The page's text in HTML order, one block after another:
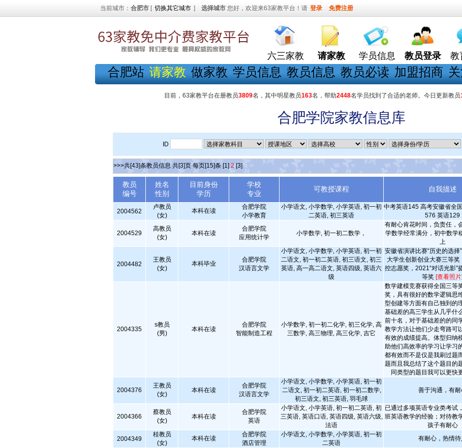
当前城市： 合肥市 [ 切换其它城市 ] 选择城市 您好，欢迎来63家教平台！请 登录 免费注册
六三家教 请家教 学员信息 教员登录 教
合肥站 请家教 做家教 学员信息 教员信息 教员必读 加盟招商
目前，63家教平台在册教员3809名，其中明星教员163名，帮助2448名学员找到了合适的老师。今日更新教员
合肥学院家教信息库
ID
>>>共[43]条教员信息 共[3]页 每页[15]条 [1] 2 [3]
教员
编号
姓名
性别
目前身份
学历
学校
专业
可教授课程 自我描述
2004562
卢教员
(女)
本科在读
合肥学院
小学教育
小学语文, 小学数学, 小学英语, 初一初
二英语, 初三英语
中考英语145 高考安徽省全
576 英语129
2004529
高教员
(女)
本科在读
合肥学院
应用统计学
小学数学, 初一初二数学，
有耐心肯花时间，负责任，
学数学经常满分，初中数学
上
2004482
王教员
(女)
本科毕业
合肥学院
汉语言文学
小学语文, 小学数学, 小学英语, 初一初
二语文, 初一初二英语, 初三语文, 初三
英语, 高一高二语文, 英语四级, 英语六
级
安徽省演讲比赛“历史的选择
大学生创新创业大赛三等
控志愿奖，2021“对话光影”
等奖 [查看照片]
2004335
s教员
(男)
本科在读
合肥学院
智能制造工程
小学数学, 初一初二化学, 初三化学, 高
三数学, 高三物理, 高三化学, 吉它
数学建模竞赛获得全国三等
奖，具有很好的数学逻辑思
型创建等方面有自己独到的
基础差的高三学生从几乎什
前十名，对于基础差的的同
教学方法让他们少走弯路可
有效的成绩提高。体型归纳
助他们高效率的学习让学习
都有效而不是仅是我刷过题
题而且我总结了这个题目的
同类型的题目我可以更快
2004376
王教员
(女)
本科在读
合肥学院
汉语言文学
小学语文, 小学数学, 小学英语, 初一初
二语文, 初一初二英语, 初一初二数学,
初三语文, 初三英语, 羽毛球
善于沟通，有耐
2004366
蔡教员
(女)
本科在读
合肥学院
英语
小学语文, 小学英语, 初一初二英语, 初
三英语, 英语口语, 英语四级, 英语六级,
法语
已通过多项英语专业类考试
班英语教学的经验；对待教
孩子有耐心
2004349
桂教员
(女)
本科在读
合肥学院
酒店管理
小学语文, 小学数学, 小学英语, 初一初
二英语
有耐心，热情待